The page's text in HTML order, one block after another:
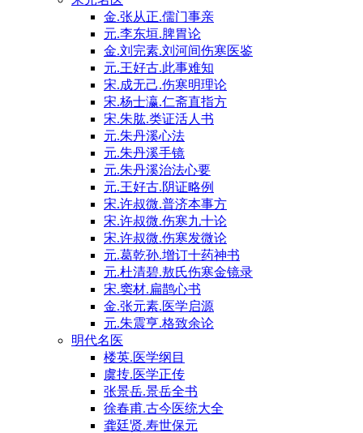
金.张从正.儒门事亲
元.李东垣.脾胃论
金.刘完素.刘河间伤寒医鉴
元.王好古.此事难知
宋.成无己.伤寒明理论
宋.杨士瀛.仁斋直指方
宋.朱肱.类证活人书
元.朱丹溪心法
元.朱丹溪手镜
元.朱丹溪治法心要
元.王好古.阴证略例
宋.许叔微.普济本事方
宋.许叔微.伤寒九十论
宋.许叔微.伤寒发微论
元.葛乾孙.增订十药神书
元.杜清碧.敖氏伤寒金镜录
宋.窦材.扁鹊心书
金.张元素.医学启源
元.朱震亨.格致余论
明代名医
楼英.医学纲目
虞抟.医学正传
张景岳.景岳全书
徐春甫.古今医统大全
龚廷贤.寿世保元